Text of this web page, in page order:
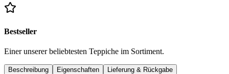
Bestseller
Einer unserer beliebtesten Teppiche im Sortiment.
Beschreibung Eigenschaften
Lieferung & Rückgabe